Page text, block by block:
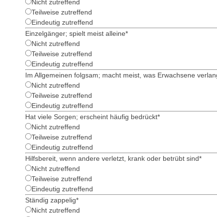
Nicht zutreffend
Teilweise zutreffend
Eindeutig zutreffend
Einzelgänger; spielt meist alleine*
Nicht zutreffend
Teilweise zutreffend
Eindeutig zutreffend
Im Allgemeinen folgsam; macht meist, was Erwachsene
Nicht zutreffend
Teilweise zutreffend
Eindeutig zutreffend
Hat viele Sorgen; erscheint häufig bedrückt*
Nicht zutreffend
Teilweise zutreffend
Eindeutig zutreffend
Hilfsbereit, wenn andere verletzt, krank oder betrübt sind*
Nicht zutreffend
Teilweise zutreffend
Eindeutig zutreffend
Ständig zappelig*
Nicht zutreffend